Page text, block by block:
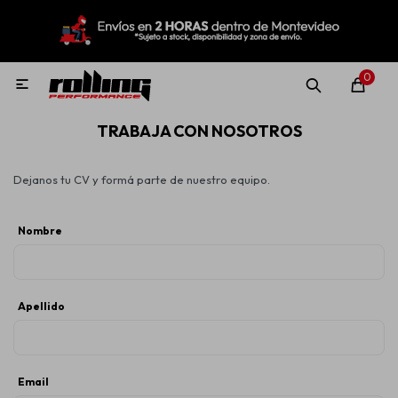
0

TRABAJA CON NOSOTROS
Dejanos tu CV y formá parte de nuestro equipo.
Nombre
Apellido
Email
MI CUENTA
Nuevo! Rolling Repuestos